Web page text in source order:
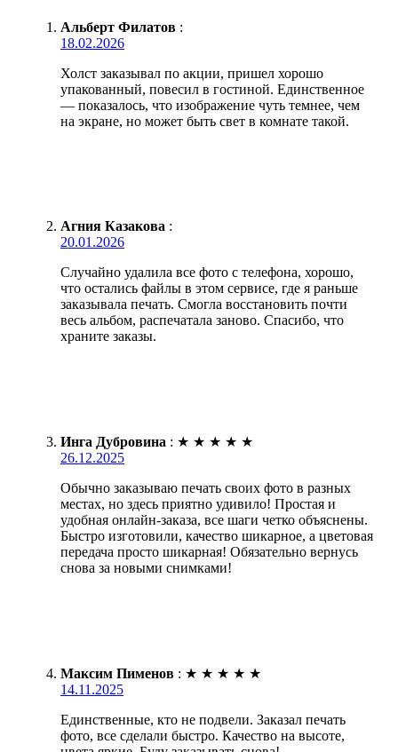
Альберт Филатов :
18.02.2026
Холст заказывал по акции, пришел хорошо
упакованный, повесил в гостиной. Единственное
— показалось, что изображение чуть темнее, чем
на экране, но может быть свет в комнате такой.
Агния Казакова :
20.01.2026
Случайно удалила все фото с телефона, хорошо,
что остались файлы в этом сервисе, где я раньше
заказывала печать. Смогла восстановить почти
весь альбом, распечатала заново. Спасибо, что
храните заказы.
Инга Дубровина : ★ ★ ★ ★ ★
26.12.2025
Обычно заказываю печать своих фото в разных
местах, но здесь приятно удивило! Простая и
удобная онлайн-заказа, все шаги четко объяснены.
Быстро изготовили, качество шикарное, а цветовая
передача просто шикарная! Обязательно вернусь
снова за новыми снимками!
Максим Пименов : ★ ★ ★ ★ ★
14.11.2025
Единственные, кто не подвели. Заказал печать
фото, все сделали быстро. Качество на высоте,